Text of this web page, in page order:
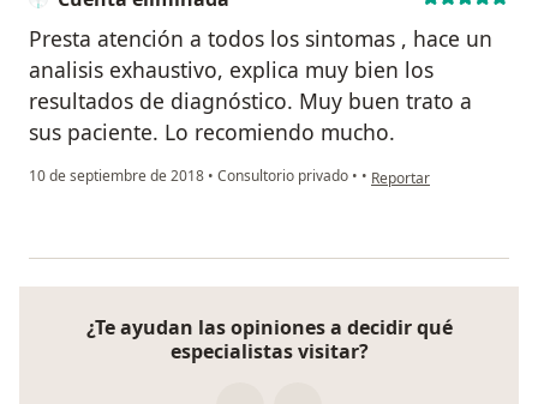
Presta atención a todos los sintomas , hace un
analisis exhaustivo, explica muy bien los
resultados de diagnóstico. Muy buen trato a
sus paciente. Lo recomiendo mucho.
10 de septiembre de 2018 • Consultorio privado • • en opinión del usuario
Reportar
¿Te ayudan las opiniones a decidir qué
especialistas visitar?